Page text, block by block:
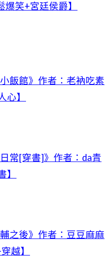
笑+宮廷侯爵】
飯館》作者：老衲吃素
心】
常[穿書]》作者：da青
】
之後》作者：豆豆麻麻
越】